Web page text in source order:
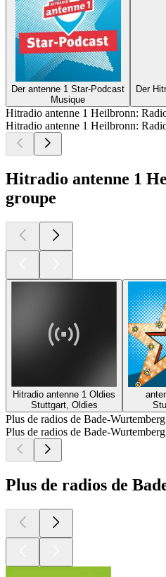
Der antenne 1 Star-Podcast
Musique
Der
Hitradio antenne 1 Heilbronn:
Hitradio antenne 1 Heilbronn:
Hitradio antenne 1
groupe
Hitradio antenne 1 Oldies
Stuttgart, Oldies
Plus de radios de Bade-Wurtemberg
Plus de radios de Bade-Wurtemberg
Plus de radios de